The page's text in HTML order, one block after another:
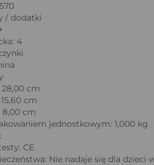
/ dodatki
4
cm
cm
8,00 cm
jednostkowym: 1,000 kg
CE
Nie nadaje się dla